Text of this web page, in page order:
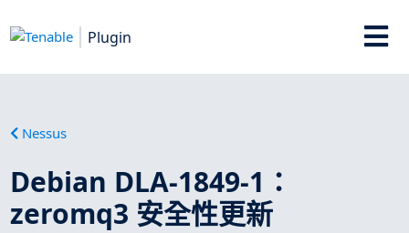
Plugin
Nessus
Debian DLA-1849-1：
zeromq3 安全性更新